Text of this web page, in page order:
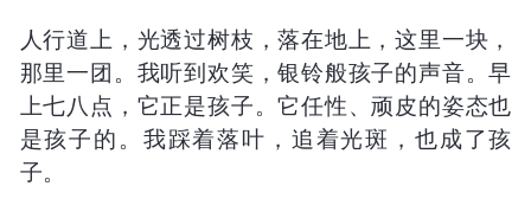
人行道上，光透过树枝，落在地上，这里一块，
那里一团。我听到欢笑，银铃般孩子的声音。早
上七八点，它正是孩子。它任性、顽皮的姿态也
是孩子的。我踩着落叶，追着光斑，也成了孩
子。